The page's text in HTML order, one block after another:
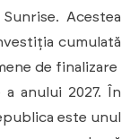
Acestea
cumulată
de finalizare
anului 2027. În
este unul